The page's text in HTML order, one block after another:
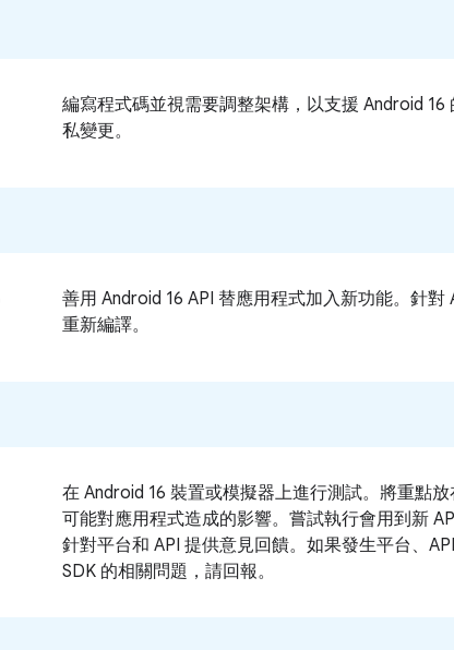
編寫程式碼並視需要調整架構，以支援 Android 16
私變更。
善用 Android 16 API 替應用程式加入新功能。針對
重新編譯。
在 Android 16 裝置或模擬器上進行測試。將重點
可能對應用程式造成的影響。嘗試執行會用到新
針對平台和 API 提供意見回饋。如果發生平台、
SDK 的相關問題，請回報。